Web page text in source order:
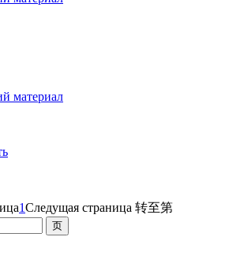
материал
1Следущая страница 转至第